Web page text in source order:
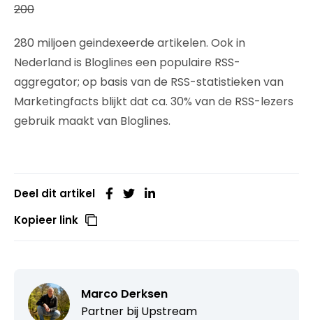
200
280 miljoen geindexeerde artikelen. Ook in
Nederland is Bloglines een populaire RSS-
aggregator; op basis van de RSS-statistieken van
Marketingfacts blijkt dat ca. 30% van de RSS-lezers
gebruik maakt van Bloglines.
Deel dit artikel
Kopieer link
Marco Derksen
Partner bij Upstream